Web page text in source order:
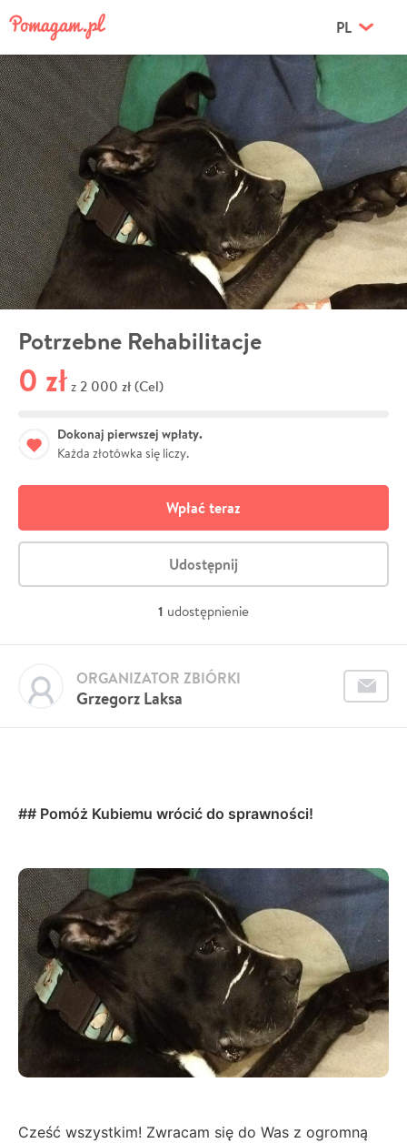
PL
Potrzebne Rehabilitacje
0 zł z 2 000 zł (Cel)
Dokonaj pierwszej wpłaty.
Każda złotówka się liczy.
Wpłać teraz
Udostępnij
1 udostępnienie
Grzegorz Laksa
ORGANIZATOR ZBIÓRKI
## Pomóż Kubiemu wrócić do sprawności!
Cześć wszystkim! Zwracam się do Was z ogromną